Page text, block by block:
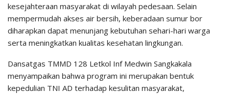
kesejahteraan masyarakat di wilayah pedesaan. Selain
mempermudah akses air bersih, keberadaan sumur bor
diharapkan dapat menunjang kebutuhan sehari-hari warga
serta meningkatkan kualitas kesehatan lingkungan.
‎Dansatgas TMMD 128 Letkol Inf Medwin Sangkakala
menyampaikan bahwa program ini merupakan bentuk
kepedulian TNI AD terhadap kesulitan masyarakat,